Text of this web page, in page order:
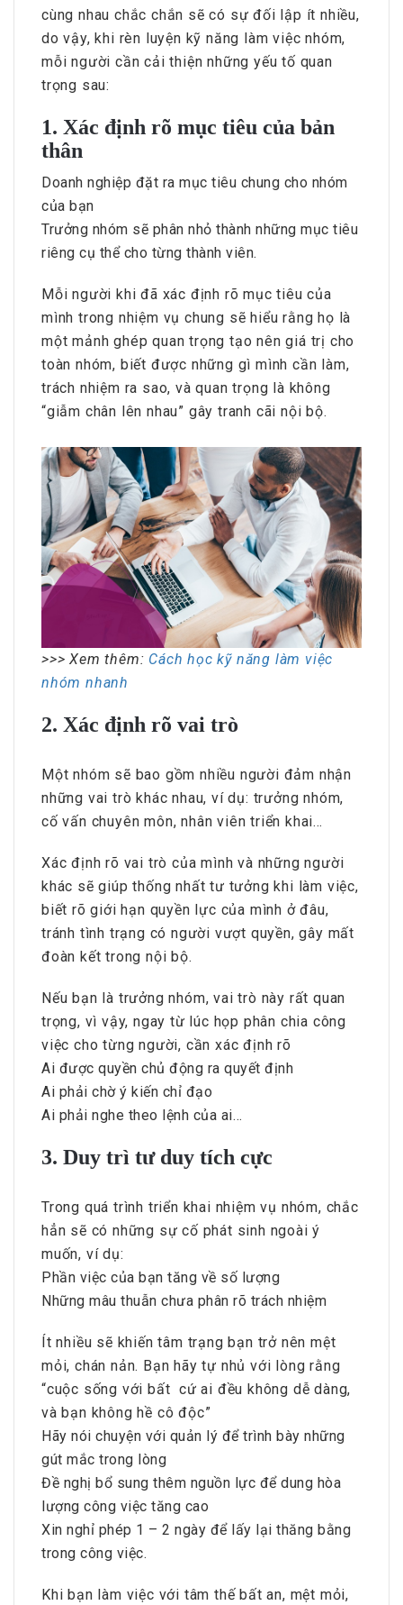
cùng nhau chắc chắn sẽ có sự đối lập ít nhiều,
do vậy, khi rèn luyện kỹ năng làm việc nhóm,
mỗi người cần cải thiện những yếu tố quan
trọng sau:
1. Xác định rõ mục tiêu của bản
thân
Doanh nghiệp đặt ra mục tiêu chung cho nhóm
của bạn
Trưởng nhóm sẽ phân nhỏ thành những mục tiêu
riêng cụ thể cho từng thành viên.
Mỗi người khi đã xác định rõ mục tiêu của
mình trong nhiệm vụ chung sẽ hiểu rằng họ là
một mảnh ghép quan trọng tạo nên giá trị cho
toàn nhóm, biết được những gì mình cần làm,
trách nhiệm ra sao, và quan trọng là không
“giẫm chân lên nhau” gây tranh cãi nội bộ.
>>> Xem thêm: Cách học kỹ năng làm việc
nhóm nhanh
2. Xác định rõ vai trò
Một nhóm sẽ bao gồm nhiều người đảm nhận
những vai trò khác nhau, ví dụ: trưởng nhóm,
cố vấn chuyên môn, nhân viên triển khai…
Xác định rõ vai trò của mình và những người
khác sẽ giúp thống nhất tư tưởng khi làm việc,
biết rõ giới hạn quyền lực của mình ở đâu,
tránh tình trạng có người vượt quyền, gây mất
đoàn kết trong nội bộ.
Nếu bạn là trưởng nhóm, vai trò này rất quan
trọng, vì vậy, ngay từ lúc họp phân chia công
việc cho từng người, cần xác định rõ
Ai được quyền chủ động ra quyết định
Ai phải chờ ý kiến chỉ đạo
Ai phải nghe theo lệnh của ai…
3. Duy trì tư duy tích cực
Trong quá trình triển khai nhiệm vụ nhóm, chắc
hẳn sẽ có những sự cố phát sinh ngoài ý
muốn, ví dụ:
Phần việc của bạn tăng về số lượng
Những mâu thuẫn chưa phân rõ trách nhiệm
Ít nhiều sẽ khiến tâm trạng bạn trở nên mệt
mỏi, chán nản. Bạn hãy tự nhủ với lòng rằng
“cuộc sống với bất cứ ai đều không dễ dàng,
và bạn không hề cô độc”
Hãy nói chuyện với quản lý để trình bày những
gút mắc trong lòng
Đề nghị bổ sung thêm nguồn lực để dung hòa
lượng công việc tăng cao
Xin nghỉ phép 1 – 2 ngày để lấy lại thăng bằng
trong công việc.
Khi bạn làm việc với tâm thế bất an, mệt mỏi,